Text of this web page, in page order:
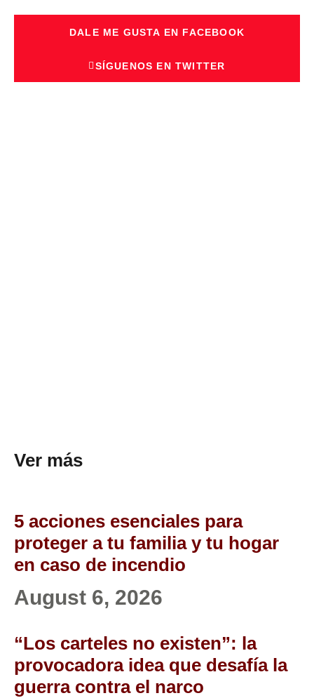
DALE ME GUSTA EN FACEBOOK
SÍGUENOS EN TWITTER
Ver más
5 acciones esenciales para
proteger a tu familia y tu hogar
en caso de incendio
August 6, 2026
“Los carteles no existen”: la
provocadora idea que desafía la
guerra contra el narco